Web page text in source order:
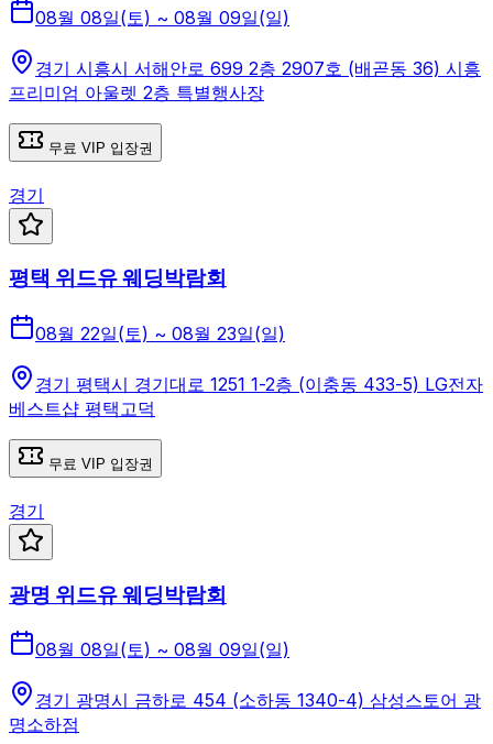
08월 08일(토) ~ 08월 09일(일)
경기 시흥시 서해안로 699 2층 2907호 (배곧동 36) 시흥
프리미엄 아울렛 2층 특별행사장
무료 VIP 입장권
경기
평택 위드유 웨딩박람회
08월 22일(토) ~ 08월 23일(일)
경기 평택시 경기대로 1251 1-2층 (이충동 433-5) LG전자
베스트샵 평택고덕
무료 VIP 입장권
경기
광명 위드유 웨딩박람회
08월 08일(토) ~ 08월 09일(일)
경기 광명시 금하로 454 (소하동 1340-4) 삼성스토어 광
명소하점